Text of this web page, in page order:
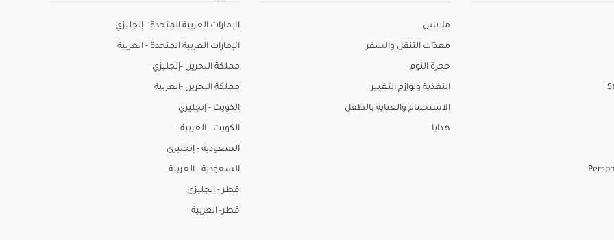
ملابس
معدّات التنقل والسفر
حجرة النوم
التغذية ولوازم التغيير
الاستحمام والعناية بالطفل
هدايا
الإمارات العربية المتحدة - إنجليزي
الإمارات العربية المتحدة - العربية
مملكة البحرين -إنجليزي
مملكة البحرين -العربية
الكويت - إنجليزي
الكويت - العربية
السعودية - إنجليزي
السعودية - العربية
قطر - إنجليزي
قطر- العربية